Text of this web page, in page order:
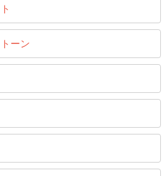
ーン